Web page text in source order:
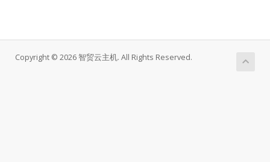
Copyright © 2026 智贸云主机. All Rights Reserved.